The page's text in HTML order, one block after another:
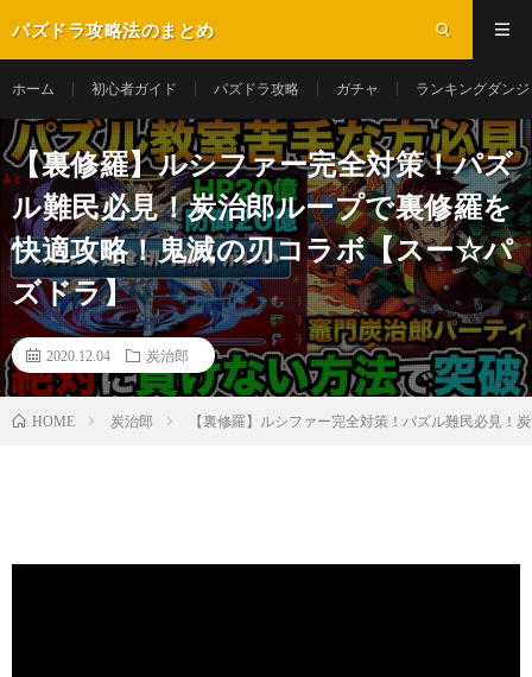
パズドラ攻略法のまとめ
ホーム 初心者ガイド パズドラ攻略 ガチャ ランキングダン
【裏修羅】ルシファー完全対策！パズ
ル難民必見！炭治郎ループで裏修羅を
快適攻略！鬼滅の刃コラボ【スー☆パ
ズドラ】
2020.12.04 炭治郎
HOME 炭治郎 【裏修羅】ルシファー完全対策！パズル難民必見